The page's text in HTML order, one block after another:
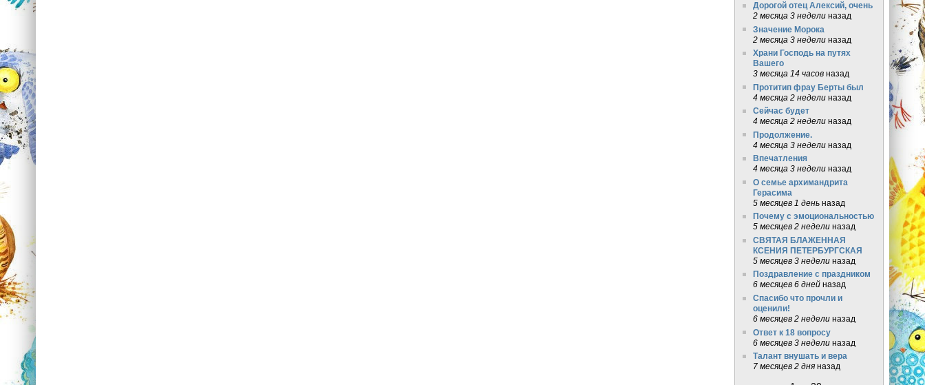
Дорогой отец Алексий, очень
2 месяца 3 неделиназад
Значение Морока
2 месяца 3 неделиназад
Храни Господь на путях
Вашего
3 месяца 14 часовназад
Протитип фрау Берты был
4 месяца 2 неделиназад
Сейчас будет
4 месяца 2 неделиназад
Продолжение.
4 месяца 3 неделиназад
Впечатления
4 месяца 3 неделиназад
О семье архимандрита
Герасима
5 месяцев 1 деньназад
Почему с эмоциональностью
5 месяцев 2 неделиназад
СВЯТАЯ БЛАЖЕННАЯ
КСЕНИЯ ПЕТЕРБУРГСКАЯ
5 месяцев 3 неделиназад
Поздравление с праздником
6 месяцев 6 днейназад
Спасибо что прочли и
оценили!
6 месяцев 2 неделиназад
Ответ к 18 вопросу
6 месяцев 3 неделиназад
Талант внушать и вера
7 месяцев 2 дняназад